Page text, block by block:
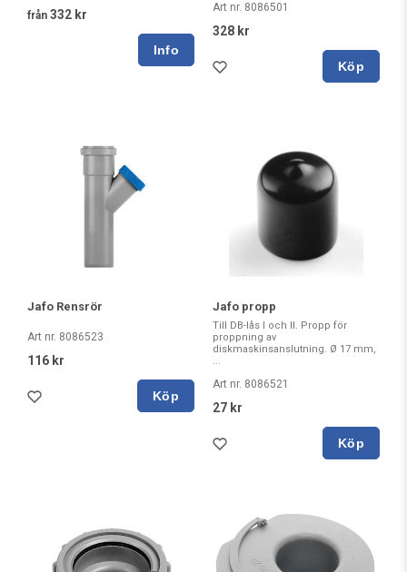
från 332 kr Art nr. 8086501
328 kr
Köp
Jafo Rensrör
Art nr. 8086523
116 kr
Köp
Jafo propp
Till DB-lås I och II. Propp för
proppning av
diskmaskinsanslutning. Ø 17 mm,
...
Art nr. 8086521
27 kr
Köp